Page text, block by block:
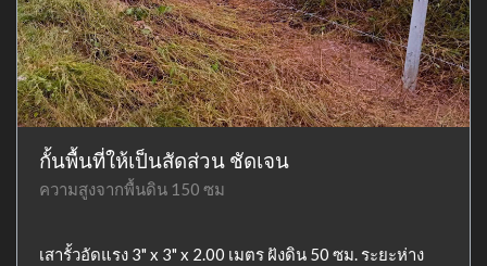
กั้นพื้นที่ให้เป็นสัดส่วน ชัดเจน
ความสูงจากพื้นดิน 150 ซม
เสารั้วอัดแรง 3" x 3" x 2.00 เมตร ฝังดิน 50 ซม. ระยะห่าง